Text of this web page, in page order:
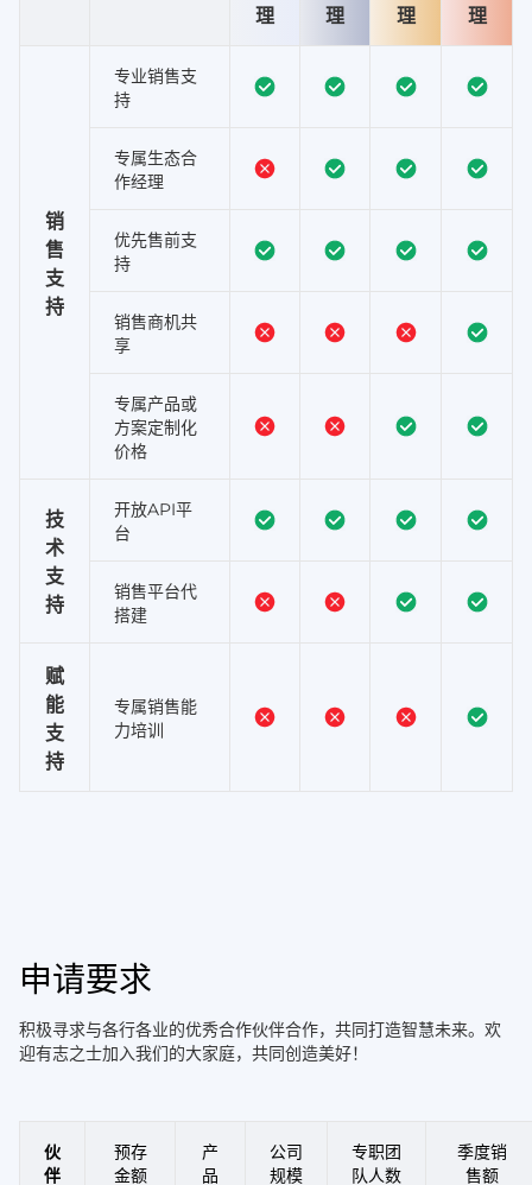
理
理
理
理
销
售
支
持
专业销售支
持
专属生态合
作经理
优先售前支
持
销售商机共
享
专属产品或
方案定制化
价格
技
术
支
持
开放API平
台
销售平台代
搭建
赋
能
支
持
专属销售能
力培训
申请要求
积极寻求与各行各业的优秀合作伙伴合作，共同打造智慧未来。欢
迎有志之士加入我们的大家庭，共同创造美好！
伙
伴
预存
金额
产
品
公司
规模
专职团
队人数
季度销
售额